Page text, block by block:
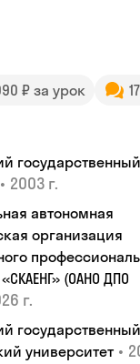
₽ за урок
государственный
• 2003 г.
автономная
организация
(ОАНО ДПО
г.
государственный
университет •